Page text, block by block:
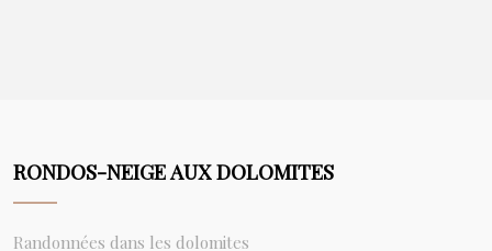
RONDOS-NEIGE AUX DOLOMITES
Randonnées dans les dolomites